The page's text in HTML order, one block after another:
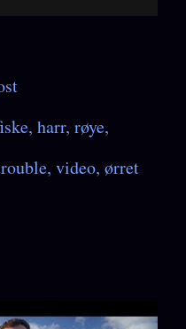
harr røye
video ørret